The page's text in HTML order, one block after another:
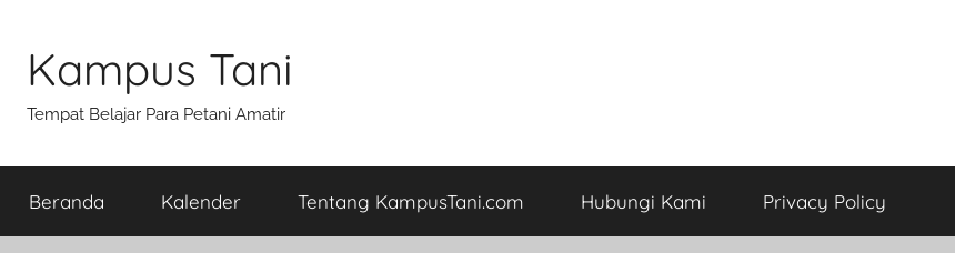
content
Kampus Tani
Tempat Belajar Para Petani Amatir
Beranda Kalender Tentang KampusTani.com Hubungi Kami Privacy Policy